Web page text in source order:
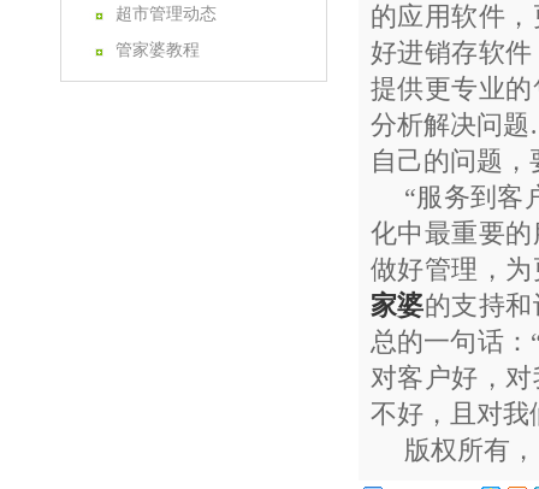
超市管理动态
管家婆教程
的应用软件
好进销存软
提供更专业
分析解决问
自己的问题，
“服务到客
化中最重要
做好管理，
家婆的支持
总的一句话：
对客户好，
不好，且对我
版权所有